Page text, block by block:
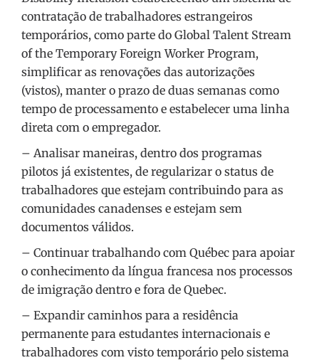
contratação de trabalhadores estrangeiros
temporários, como parte do Global Talent Stream
of the Temporary Foreign Worker Program,
simplificar as renovações das autorizações
(vistos), manter o prazo de duas semanas como
tempo de processamento e estabelecer uma linha
direta com o empregador.
– Analisar maneiras, dentro dos programas
pilotos já existentes, de regularizar o status de
trabalhadores que estejam contribuindo para as
comunidades canadenses e estejam sem
documentos válidos.
– Continuar trabalhando com Québec para apoiar
o conhecimento da língua francesa nos processos
de imigração dentro e fora de Quebec.
– Expandir caminhos para a residência
permanente para estudantes internacionais e
trabalhadores com visto temporário pelo sistema